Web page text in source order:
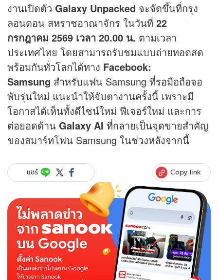
งานเปิดตัว Galaxy Unpacked จะจัดขึ้นที่กรุง
ลอนดอน สหราชอาณาจักร ในวันที่ 22
กรกฎาคม 2569 เวลา 20.00 น. ตามเวลา
ประเทศไทย โดยสามารถรับชมแบบถ่ายทอดสด
พร้อมกันทั่วโลกได้ทาง Facebook:
Samsung สำหรับแฟน Samsung ที่รอมือถือจอ
พับรุ่นใหม่ แนะนำให้จับตางานครั้งนี้ เพราะมี
โอกาสได้เห็นทั้งดีไซน์ใหม่ ฟีเจอร์ใหม่ และการ
ต่อยอดด้าน Galaxy AI ที่กลายเป็นจุดขายสำคัญ
ของสมาร์ทโฟน Samsung ในช่วงหลังจากนี้
แชร์ Copy link